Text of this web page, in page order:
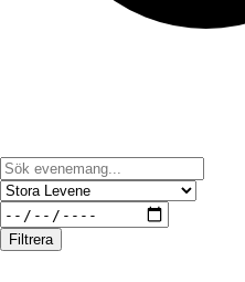
Filtrera